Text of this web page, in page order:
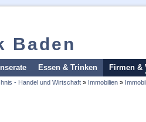
Baden
Inserate Essen & Trinken Firmen &
- Handel und Wirtschaft » Immobilien »